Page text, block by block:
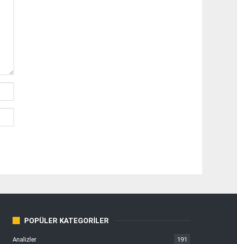
POPÜLER KATEGORILER
Analizler 191